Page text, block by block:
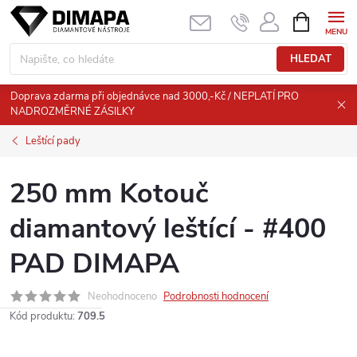
Přejít
obsah
HLEDAT
NÁKUPNÍ
KOŠÍK
Doprava zdarma při objednávce nad 3000,-Kč / NEPLATÍ PRO
NADROZMĚRNÉ ZÁSILKY
Leštící pady
250 mm Kotouč
diamantový leštící - #400
PAD DIMAPA
Neohodnoceno Podrobnosti hodnocení
Kód produktu: 709.5